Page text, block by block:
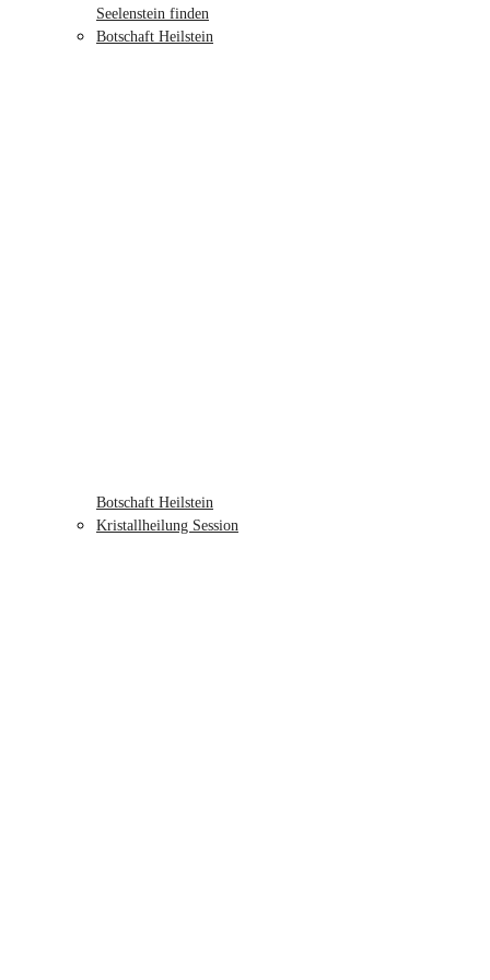
Seelenstein finden
Botschaft Heilstein
Botschaft Heilstein
Kristallheilung Session